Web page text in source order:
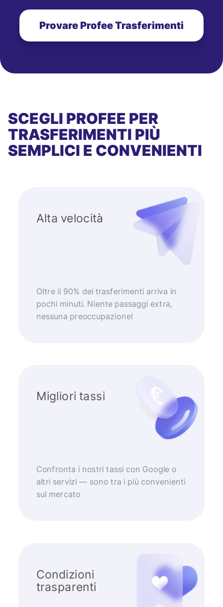
Provare Profee Trasferimenti
SCEGLI PROFEE PER
TRASFERIMENTI PIÙ
SEMPLICI E CONVENIENTI
Alta velocità
Oltre il 90% dei trasferimenti arriva in
pochi minuti. Niente passaggi extra,
nessuna preoccupazione!
Migliori tassi
Confronta i nostri tassi con Google o
altri servizi — sono tra i più convenienti
sul mercato
Condizioni
trasparenti